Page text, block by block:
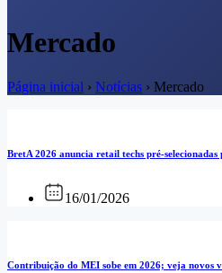
Mercado
Página inicial › Notícias › Mercado
BretA 2026 anuncia retail techs pré-selecionadas
16/01/2026
Contribuição do MEI sobe em 2026; veja novos